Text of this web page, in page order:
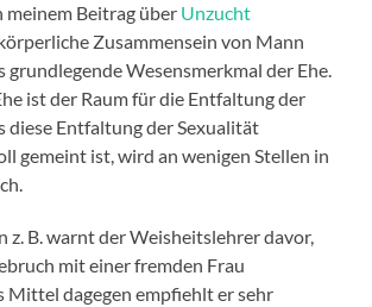
Beitrag über Unzucht
Zusammensein von Mann
grundlegende Wesensmerkmal der Ehe.
ist der Raum für die Entfaltung der
diese Entfaltung der Sexualität
gemeint ist, wird an wenigen Stellen in
z. B. warnt der Weisheitslehrer davor,
mit einer fremden Frau
Mittel dagegen empfiehlt er sehr